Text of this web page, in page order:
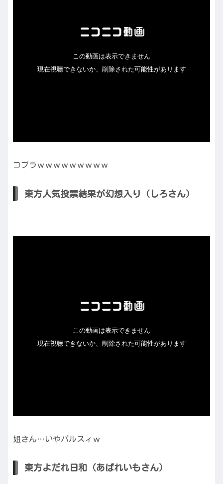
コブラｗｗｗｗｗｗｗｗｗ
東方人気投票結果が幻想入り（しろさん）
姐さん…いやパルスィｗ
東方よだれ日和（あばれいもさん）